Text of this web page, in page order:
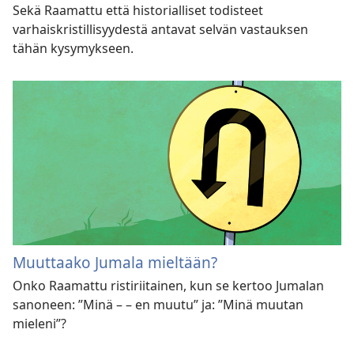
Sekä Raamattu että historialliset todisteet
varhaiskristillisyydestä antavat selvän vastauksen
tähän kysymykseen.
Muuttaako Jumala mieltään?
Onko Raamattu ristiriitainen, kun se kertoo Jumalan
sanoneen: ”Minä – – en muutu” ja: ”Minä muutan
mieleni”?